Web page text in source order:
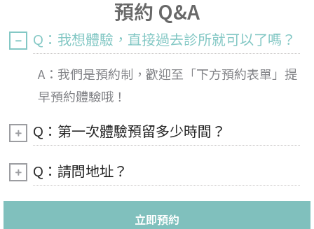
預約 Q&A
Q：我想體驗，直接過去診所就可以了嗎？
A：我們是預約制，歡迎至「下方預約表單」提
早預約體驗哦！
Q：第一次體驗預留多少時間？
Q：請問地址？
立即預約